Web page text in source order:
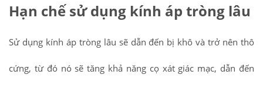
Hạn chế sử dụng kính áp tròng lâu
Sử dụng kính áp tròng lâu sẽ dẫn đến bị khô và trở nên thô
cứng, từ đó nó sẽ tăng khả năng cọ xát giác mạc, dẫn đến